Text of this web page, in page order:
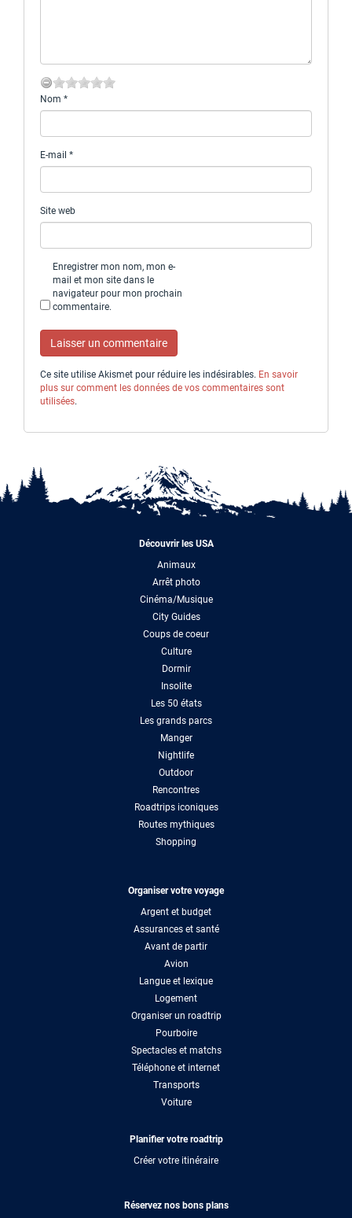
Nom *
E-mail *
Site web
Enregistrer mon nom, mon e-
mail et mon site dans le
navigateur pour mon prochain
commentaire.
Ce site utilise Akismet pour réduire les indésirables. En savoir
plus sur comment les données de vos commentaires sont
utilisées.
Découvrir les USA
Animaux
Arrêt photo
Cinéma/Musique
City Guides
Coups de coeur
Culture
Dormir
Insolite
Les 50 états
Les grands parcs
Manger
Nightlife
Outdoor
Rencontres
Roadtrips iconiques
Routes mythiques
Shopping
Organiser votre voyage
Argent et budget
Assurances et santé
Avant de partir
Avion
Langue et lexique
Logement
Organiser un roadtrip
Pourboire
Spectacles et matchs
Téléphone et internet
Transports
Voiture
Planifier votre roadtrip
Créer votre itinéraire
Réservez nos bons plans